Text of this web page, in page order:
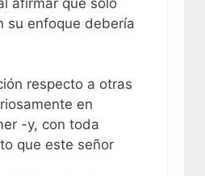
afirmar que sólo
su enfoque debería
respecto a otras
en
-y, con toda
que este señor